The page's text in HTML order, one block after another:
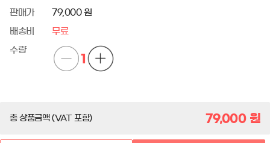
판매가 79,000 원
배송비 무료
수량
1
총 상품금액 (VAT 포함) 79,000원